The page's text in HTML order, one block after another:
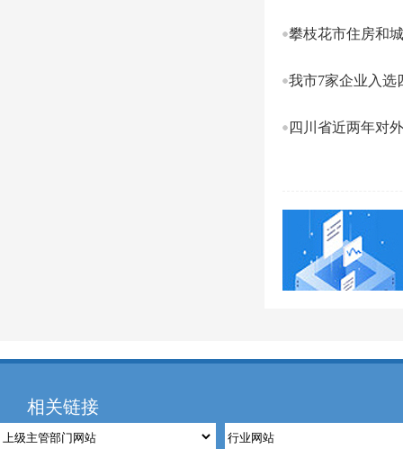
攀枝花市住房和
我市7家企业入选
四川省近两年对
相关链接